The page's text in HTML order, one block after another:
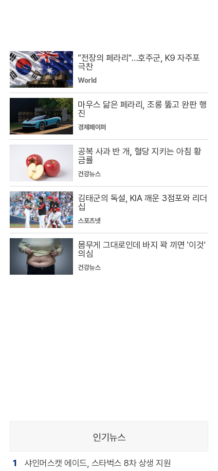
"전장의 페라리"…호주군, K9 자주포
극찬
World
마우스 닮은 페라리, 조롱 뚫고 완판 행
진
경제페이퍼
공복 사과 반 개, 혈당 지키는 아침 황
금률
건강뉴스
김태군의 독설, KIA 깨운 3점포와 리더
십
스포츠넷
몸무게 그대로인데 바지 꽉 끼면 '이것'
의심
건강뉴스
인기뉴스
1 샤인머스캣 에이드, 스타벅스 8차 상생 지원